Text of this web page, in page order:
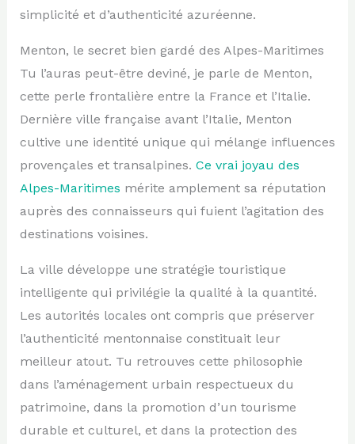
simplicité et d’authenticité azuréenne.
Menton, le secret bien gardé des Alpes-Maritimes
Tu l’auras peut-être deviné, je parle de Menton,
cette perle frontalière entre la France et l’Italie.
Dernière ville française avant l’Italie, Menton
cultive une identité unique qui mélange influences
provençales et transalpines. Ce vrai joyau des
Alpes-Maritimes mérite amplement sa réputation
auprès des connaisseurs qui fuient l’agitation des
destinations voisines.
La ville développe une stratégie touristique
intelligente qui privilégie la qualité à la quantité.
Les autorités locales ont compris que préserver
l’authenticité mentonnaise constituait leur
meilleur atout. Tu retrouves cette philosophie
dans l’aménagement urbain respectueux du
patrimoine, dans la promotion d’un tourisme
durable et culturel, et dans la protection des